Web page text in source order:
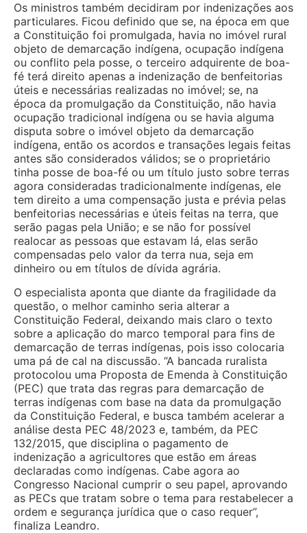
Os ministros também decidiram por indenizações aos
particulares. Ficou definido que se, na época em que
a Constituição foi promulgada, havia no imóvel rural
objeto de demarcação indígena, ocupação indígena
ou conflito pela posse, o terceiro adquirente de boa-
fé terá direito apenas a indenização de benfeitorias
úteis e necessárias realizadas no imóvel; se, na
época da promulgação da Constituição, não havia
ocupação tradicional indígena ou se havia alguma
disputa sobre o imóvel objeto da demarcação
indígena, então os acordos e transações legais feitas
antes são considerados válidos; se o proprietário
tinha posse de boa-fé ou um título justo sobre terras
agora consideradas tradicionalmente indígenas, ele
tem direito a uma compensação justa e prévia pelas
benfeitorias necessárias e úteis feitas na terra, que
serão pagas pela União; e se não for possível
realocar as pessoas que estavam lá, elas serão
compensadas pelo valor da terra nua, seja em
dinheiro ou em títulos de dívida agrária.
O especialista aponta que diante da fragilidade da
questão, o melhor caminho seria alterar a
Constituição Federal, deixando mais claro o texto
sobre a aplicação do marco temporal para fins de
demarcação de terras indígenas, pois isso colocaria
uma pá de cal na discussão. “A bancada ruralista
protocolou uma Proposta de Emenda à Constituição
(PEC) que trata das regras para demarcação de
terras indígenas com base na data da promulgação
da Constituição Federal, e busca também acelerar a
análise desta PEC 48/2023 e, também, da PEC
132/2015, que disciplina o pagamento de
indenização a agricultores que estão em áreas
declaradas como indígenas. Cabe agora ao
Congresso Nacional cumprir o seu papel, aprovando
as PECs que tratam sobre o tema para restabelecer a
ordem e segurança jurídica que o caso requer”,
finaliza Leandro.